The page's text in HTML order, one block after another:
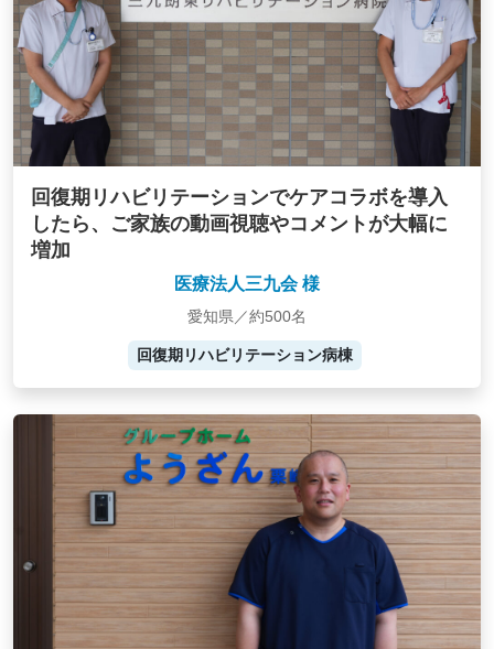
回復期リハビリテーションでケアコラボを導入
したら、ご家族の動画視聴やコメントが大幅に
増加
医療法人三九会 様
愛知県／約500名
回復期リハビリテーション病棟